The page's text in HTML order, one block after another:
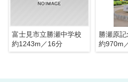
富士見市立勝瀬中学校
約1243m／16分
勝瀬原記
約970m